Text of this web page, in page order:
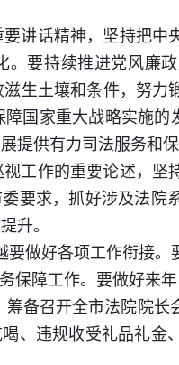
讲话精神，坚持把
。要持续推进党风廉
生土壤和条件，努
国家重大战略实施的
提供有力司法服务和保
工作的重要论述，
要求，抓好涉及法
升。
做好各项工作衔接
保障工作。要做好来
备召开全市法院院长
、违规收受礼品礼